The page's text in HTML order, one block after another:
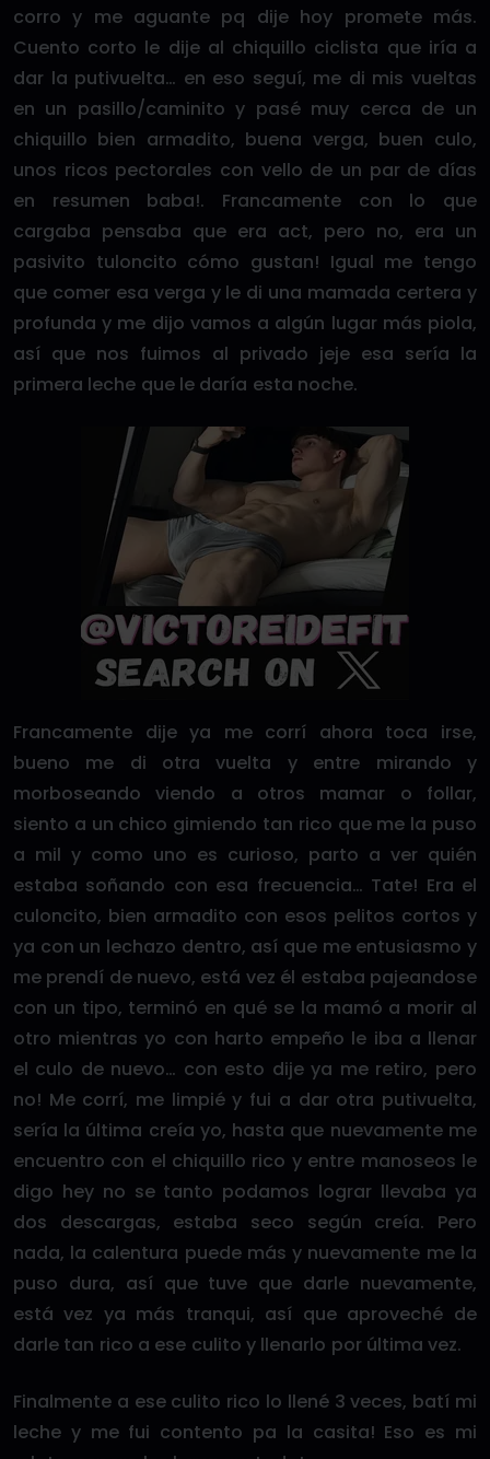
corro y me aguante pq dije hoy promete más.
Cuento corto le dije al chiquillo ciclista que iría a
dar la putivuelta… en eso seguí, me di mis vueltas
en un pasillo/caminito y pasé muy cerca de un
chiquillo bien armadito, buena verga, buen culo,
unos ricos pectorales con vello de un par de días
en resumen baba!. Francamente con lo que
cargaba pensaba que era act, pero no, era un
pasivito tuloncito cómo gustan! Igual me tengo
que comer esa verga y le di una mamada certera y
profunda y me dijo vamos a algún lugar más piola,
así que nos fuimos al privado jeje esa sería la
primera leche que le daría esta noche.
Francamente dije ya me corrí ahora toca irse,
bueno me di otra vuelta y entre mirando y
morboseando viendo a otros mamar o follar,
siento a un chico gimiendo tan rico que me la puso
a mil y como uno es curioso, parto a ver quién
estaba soñando con esa frecuencia… Tate! Era el
culoncito, bien armadito con esos pelitos cortos y
ya con un lechazo dentro, así que me entusiasmo y
me prendí de nuevo, está vez él estaba pajeandose
con un tipo, terminó en qué se la mamó a morir al
otro mientras yo con harto empeño le iba a llenar
el culo de nuevo… con esto dije ya me retiro, pero
no! Me corrí, me limpié y fui a dar otra putivuelta,
sería la última creía yo, hasta que nuevamente me
encuentro con el chiquillo rico y entre manoseos le
digo hey no se tanto podamos lograr llevaba ya
dos descargas, estaba seco según creía. Pero
nada, la calentura puede más y nuevamente me la
puso dura, así que tuve que darle nuevamente,
está vez ya más tranqui, así que aproveché de
darle tan rico a ese culito y llenarlo por última vez.
Finalmente a ese culito rico lo llené 3 veces, batí mi
leche y me fui contento pa la casita! Eso es mi